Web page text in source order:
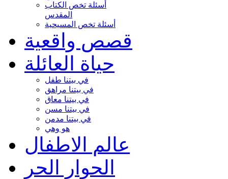
أسئلة تخص الكتاب
المقدس
أسئلة تخص المسيحية
قصص واقعية
حياة العائلة
في بيتنا طفل
في بيتنا مراهق
في بيتنا معاق
في بيتنا مسن
في بيتنا مدمن
هو وهي
عالم الاطفال
الحوار الحر